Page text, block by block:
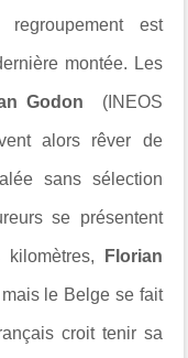
est
montée. Les
Godon (INEOS
alors rêver de
sans sélection
se présentent
Florian
mais le Belge se fait
croit tenir sa